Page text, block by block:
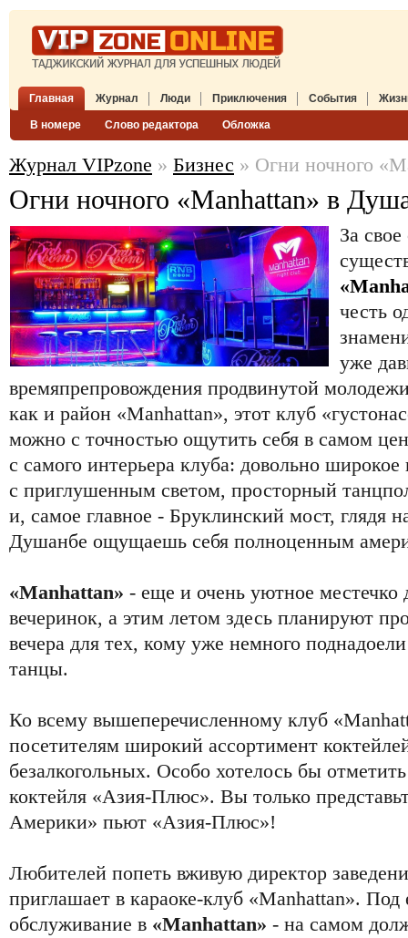
Главная Журнал
В номере Слово редактора Обложка
Люди Приключения События
Журнал VIPzone » Бизнес » Огни ночного
Огни ночного «Manhattan» в
За
честь
уже
времяпрепровождения продвинутой
как и район «Manhattan», этот клуб
можно с точностью ощутить себя в самом
с самого интерьера клуба: довольно
с приглушенным светом, просторный
и, самое главное - Бруклинский мост, глядя
Душанбе ощущаешь себя полноценным
«Manhattan» - еще и очень уютное местечко
вечеринок, а этим летом здесь планируют
вечера для тех, кому уже немного
танцы.
Ко всему вышеперечисленному клуб
посетителям широкий ассортимент
безалкогольных. Особо хотелось бы
коктейля «Азия-Плюс». Вы только
Америки» пьют «Азия-Плюс»!
Любителей попеть вживую директор
приглашает в караоке-клуб «Manhattan». Под
обслуживание в «Manhattan» - на самом